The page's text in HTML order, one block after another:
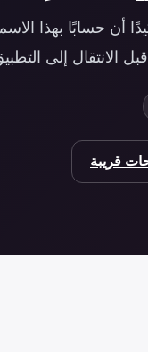
أن حسابًا بهذا
الانتقال إلى
قريبة